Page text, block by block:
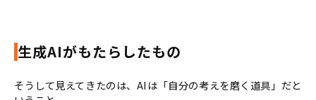
生成AIがもたらしたもの
そうして見えてきたのは、AIは「自分の考えを磨く道具」だと